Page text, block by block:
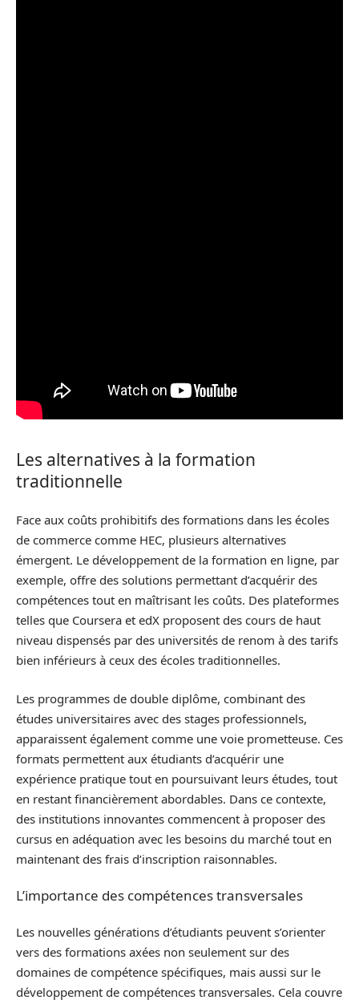
Les alternatives à la formation
traditionnelle
Face aux coûts prohibitifs des formations dans les écoles
de commerce comme HEC, plusieurs alternatives
émergent. Le développement de la formation en ligne, par
exemple, offre des solutions permettant d’acquérir des
compétences tout en maîtrisant les coûts. Des plateformes
telles que Coursera et edX proposent des cours de haut
niveau dispensés par des universités de renom à des tarifs
bien inférieurs à ceux des écoles traditionnelles.
Les programmes de double diplôme, combinant des
études universitaires avec des stages professionnels,
apparaissent également comme une voie prometteuse. Ces
formats permettent aux étudiants d’acquérir une
expérience pratique tout en poursuivant leurs études, tout
en restant financièrement abordables. Dans ce contexte,
des institutions innovantes commencent à proposer des
cursus en adéquation avec les besoins du marché tout en
maintenant des frais d’inscription raisonnables.
L’importance des compétences transversales
Les nouvelles générations d’étudiants peuvent s’orienter
vers des formations axées non seulement sur des
domaines de compétence spécifiques, mais aussi sur le
développement de compétences transversales. Cela couvre